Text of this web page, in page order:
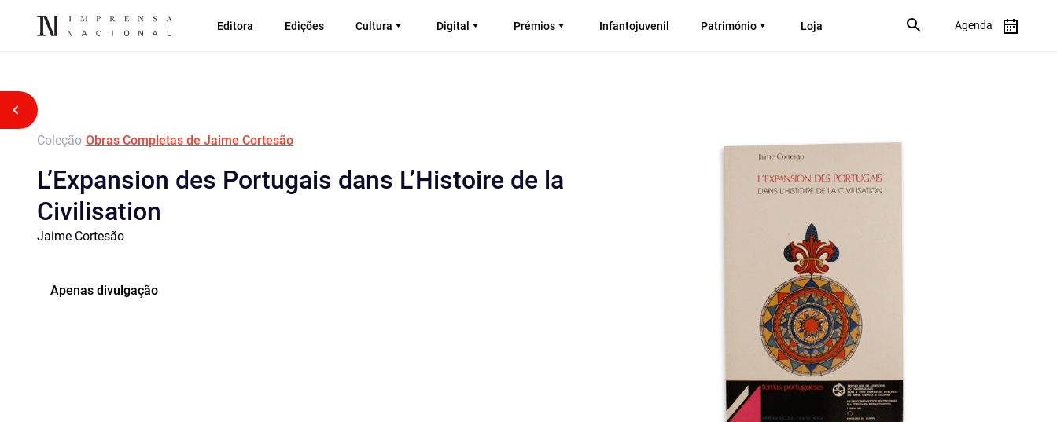
Editora Edições Cultura Digital Prémios Infantojuvenil Património Loja Agenda
Voltar atrás
Coleção Obras Completas de Jaime Cortesão
L’Expansion des Portugais dans L’Histoire de la
Civilisation
Jaime Cortesão
Apenas divulgação